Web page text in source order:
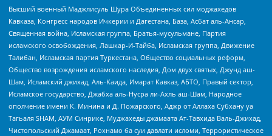
Высший военный Маджлисуль Шура Объединенных сил моджахедов
Кавказа, Конгресс народов Ичкерии и Дагестана, База, Асбат аль-Ансар,
Священная война, Исламская группа, Братья-мусульмане, Партия
исламского освобождения, Лашкар-И-Тайба, Исламская группа, Движение
Талибан, Исламская партия Туркестана, Общество социальных реформ,
Общество возрождения исламского наследия, Дом двух святых, Джунд аш-
Шам, Исламский джихад, Аль-Каида, Имарат Кавказ, АБТО, Правый сектор,
Исламское государство, Джабха аль-Нусра ли-Ахль аш-Шам, Народное
ополчение имени К. Минина и Д. Пожарского, Аджр от Аллаха Субхану уа
Тагьаля SHAM, АУМ Синрике, Муджахеды джамаата Ат-Тавхида Валь-Джихад,
Чистопольский Джамаат, Рохнамо ба суи давлати исломи, Террористическое